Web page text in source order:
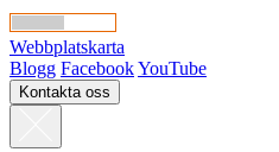
Webbplatskarta
Blogg FacebookYouTube
Kontakta oss